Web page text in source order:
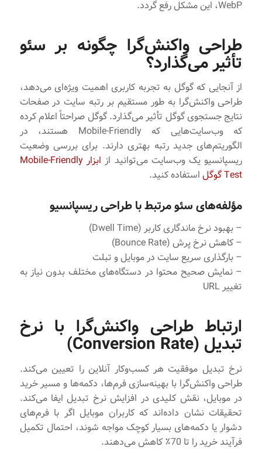
WebP، این مشکل رفع گردد.
طراحی واکنش‌گرا چگونه بر سئو
تأثیر می‌گذارد؟
از آنجایی‌ که گوگل به تجربه کاربری اهمیت ویژه‌ای می‌دهد،
طراحی واکنش‌گرا به طور مستقیم بر رتبه سایت در صفحات
نتایج جستجوی گوگل تأثیر می‌گذارد. گوگل صراحتاً اعلام کرده
که وب‌سایت‌هایی که Mobile-Friendly هستند، در
الگوریتم‌های جدید رتبه بهتری دارند. برای بررسی وضعیت
ریسپانسیو یک وب‌سایت می‌توانید از
ابزار Mobile-Friendly
Test گوگل
استفاده کنید.
مؤلفه‌های سئو مرتبط با طراحی ریسپانسیو
– بهبود نرخ ماندگاری کاربر (Dwell Time)
– کاهش نرخ پرش (Bounce Rate)
– بارگذاری سریع سایت در موبایل و تبلت
– نمایش صحیح محتوا در دستگاه‌های مختلف بدون نیاز به
تغییر URL
ارتباط طراحی واکنش‌گرا با نرخ
تبدیل (Conversion Rate)
نرخ تبدیل موفقیت هر کسب‌وکار آنلاین را تعیین می‌کند.
طراحی واکنش‌گرا با بهینه‌سازی فرم‌ها، دکمه‌ها و مسیر خرید
در موبایل، نقش کلیدی در افزایش نرخ تبدیل ایفا می‌کند.
تحقیقات نشان داده‌اند که کاربران موبایل اگر با فرم‌های
دشوار یا دکمه‌های بسیار کوچک مواجه شوند، احتمال تکمیل
فرآیند خرید را تا 70٪ کاهش می‌دهند.